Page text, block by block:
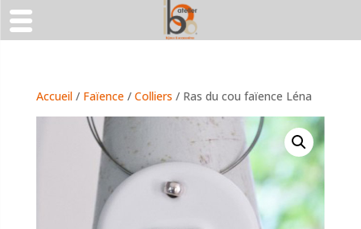
Accueil/ Faïence/ Colliers / Ras du cou faïence Léna